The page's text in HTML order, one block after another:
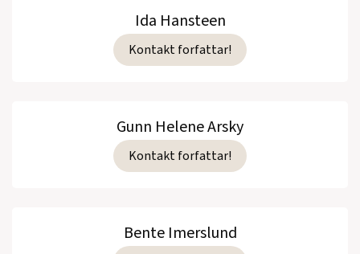
Ida Hansteen
Kontakt forfattar!
Gunn Helene Arsky
Kontakt forfattar!
Bente Imerslund